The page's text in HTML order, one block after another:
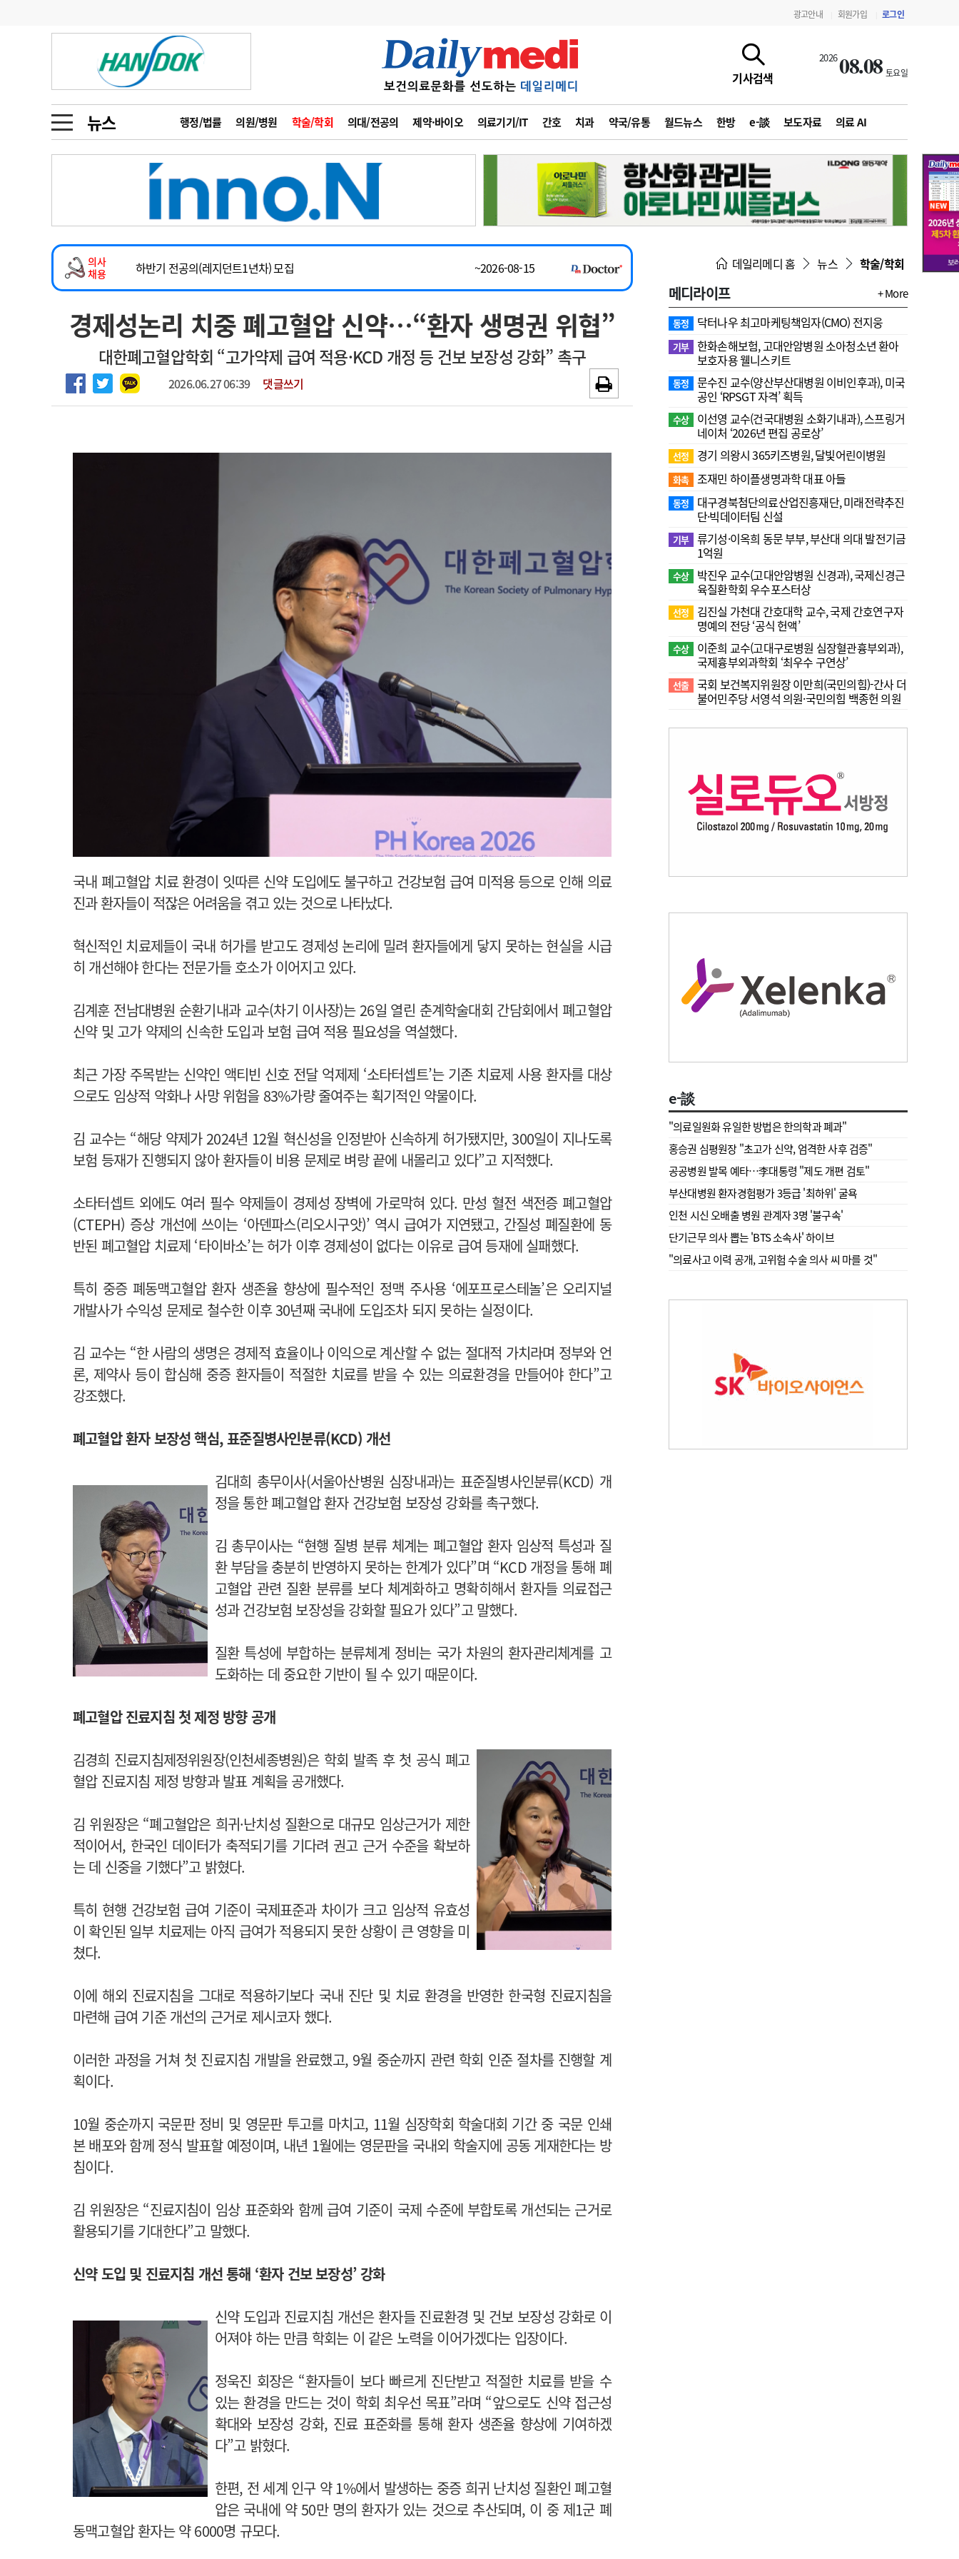
광고안내 회원가입 로그인
기사검색
202608.08 토요일
뉴스 행정/법률 의원/병원 학술/학회 의대/전공의 제약·바이오 의료기기/IT 간호 치과 약국/유통 월드뉴스 한방 e-談 보도자료 의료 AI
금주의 검색어
1
의사인력 수급 추계
3
AI의료
4
전공의 모집 결과
6
관리급여 실시
지필공 지원책
수련환경 개선
의과대학 입시
인사 사고
오피니언 수첩
인물 초대석 피플
동영상뉴스
포토뉴스
메디 Hospital 지역병원 중소병원
인포메이션 행정처분 판례 정책/통계 공시 지침·기준·평가 약제급여 심사 결과
고객센터 회사소개 법적고지 광고안내
의사
채용
2026년 하반기 인턴 모집 ~2026-08-31
마취통증의학과 임기제 임상의사 채용
소아청소년과(소아응급전담) 계약직 의사 공개채용
하반기 전공의(레지던트1년차) 모집
~2026-08-15
2026년 하반기 인턴 모집
~2026-08-31
마취통증의학과 임기제 임상의사 채용
채용시까지
경제성논리 치중 폐고혈압 신약…“환자 생명권 위협”
대한폐고혈압학회 “고가약제 급여 적용·KCD 개정 등 건보 보장성 강화” 촉구
2026.06.27 06:39 댓글쓰기
국내 폐고혈압 치료 환경이 잇따른 신약 도입에도 불구하고 건강보험 급여 미적용 등으로 인해 의료
진과 환자들이 적잖은 어려움을 겪고 있는 것으로 나타났다.
혁신적인 치료제들이 국내 허가를 받고도 경제성 논리에 밀려 환자들에게 닿지 못하는 현실을 시급
히 개선해야 한다는 전문가들 호소가 이어지고 있다.
김계훈 전남대병원 순환기내과 교수(차기 이사장)는 26일 열린 춘계학술대회 간담회에서 폐고혈압
신약 및 고가 약제의 신속한 도입과 보험 급여 적용 필요성을 역설했다.
최근 가장 주목받는 신약인 액티빈 신호 전달 억제제 ‘소타터셉트’는 기존 치료제 사용 환자를 대상
으로도 임상적 악화나 사망 위험을 83%가량 줄여주는 획기적인 약물이다.
김 교수는 “해당 약제가 2024년 12월 혁신성을 인정받아 신속하게 허가됐지만, 300일이 지나도록
보험 등재가 진행되지 않아 환자들이 비용 문제로 벼랑 끝에 내몰리고 있다”고 지적했다.
소타터셉트 외에도 여러 필수 약제들이 경제성 장벽에 가로막혀 있다. 만성 혈전 색전증 폐고혈압
(CTEPH) 증상 개선에 쓰이는 ‘아덴파스(리오시구앗)’ 역시 급여가 지연됐고, 간질성 폐질환에 동
반된 폐고혈압 치료제 ‘타이바소’는 허가 이후 경제성이 없다는 이유로 급여 등재에 실패했다.
특히 중증 폐동맥고혈압 환자 생존율 향상에 필수적인 정맥 주사용 ‘에포프로스테놀’은 오리지널
개발사가 수익성 문제로 철수한 이후 30년째 국내에 도입조차 되지 못하는 실정이다.
김 교수는 “한 사람의 생명은 경제적 효율이나 이익으로 계산할 수 없는 절대적 가치라며 정부와 언
론, 제약사 등이 합심해 중증 환자들이 적절한 치료를 받을 수 있는 의료환경을 만들어야 한다”고
강조했다.
폐고혈압 환자 보장성 핵심, 표준질병사인분류(KCD) 개선
김대희 총무이사(서울아산병원 심장내과)는 표준질병사인분류(KCD) 개
정을 통한 폐고혈압 환자 건강보험 보장성 강화를 촉구했다.
김 총무이사는 “현행 질병 분류 체계는 폐고혈압 환자 임상적 특성과 질
환 부담을 충분히 반영하지 못하는 한계가 있다”며 “KCD 개정을 통해 폐
고혈압 관련 질환 분류를 보다 체계화하고 명확히해서 환자들 의료접근
성과 건강보험 보장성을 강화할 필요가 있다”고 말했다.
질환 특성에 부합하는 분류체계 정비는 국가 차원의 환자관리체계를 고
도화하는 데 중요한 기반이 될 수 있기 때문이다.
폐고혈압 진료지침 첫 제정 방향 공개
김경희 진료지침제정위원장(인천세종병원)은 학회 발족 후 첫 공식 폐고
혈압 진료지침 제정 방향과 발표 계획을 공개했다.
김 위원장은 “폐고혈압은 희귀·난치성 질환으로 대규모 임상근거가 제한
적이어서, 한국인 데이터가 축적되기를 기다려 권고 근거 수준을 확보하
는 데 신중을 기했다”고 밝혔다.
특히 현행 건강보험 급여 기준이 국제표준과 차이가 크고 임상적 유효성
이 확인된 일부 치료제는 아직 급여가 적용되지 못한 상황이 큰 영향을 미
쳤다.
이에 해외 진료지침을 그대로 적용하기보다 국내 진단 및 치료 환경을 반영한 한국형 진료지침을
마련해 급여 기준 개선의 근거로 제시코자 했다.
이러한 과정을 거쳐 첫 진료지침 개발을 완료했고, 9월 중순까지 관련 학회 인준 절차를 진행할 계
획이다.
10월 중순까지 국문판 정비 및 영문판 투고를 마치고, 11월 심장학회 학술대회 기간 중 국문 인쇄
본 배포와 함께 정식 발표할 예정이며, 내년 1월에는 영문판을 국내외 학술지에 공동 게재한다는 방
침이다.
김 위원장은 “진료지침이 임상 표준화와 함께 급여 기준이 국제 수준에 부합토록 개선되는 근거로
활용되기를 기대한다”고 말했다.
신약 도입 및 진료지침 개선 통해 ‘환자 건보 보장성’ 강화
신약 도입과 진료지침 개선은 환자들 진료환경 및 건보 보장성 강화로 이
어져야 하는 만큼 학회는 이 같은 노력을 이어가겠다는 입장이다.
정욱진 회장은 “환자들이 보다 빠르게 진단받고 적절한 치료를 받을 수
있는 환경을 만드는 것이 학회 최우선 목표”라며 “앞으로도 신약 접근성
확대와 보장성 강화, 진료 표준화를 통해 환자 생존율 향상에 기여하겠
다”고 밝혔다.
한편, 전 세계 인구 약 1%에서 발생하는 중증 희귀 난치성 질환인 폐고혈
압은 국내에 약 50만 명의 환자가 있는 것으로 추산되며, 이 중 제1군 폐
동맥고혈압 환자는 약 6000명 규모다.
데일리메디 홈 뉴스 학술/학회
메디라이프 + More
동정 닥터나우 최고마케팅책임자(CMO) 전지웅
기부 한화손해보험, 고대안암병원 소아청소년 환아
보호자용 웰니스키트
동정
문수진 교수( 양산부산대병원 이비인후과), 미국
공인 ‘RPSGT 자격’ 획득
수상
이선영 교수(건국대병원 소화기내과), 스프링거
네이처 ‘2026년 편집 공로상’
선정 경기 의왕시 365키즈병원, 달빛어린이병원
화촉 조재민 하이플생명과학 대표 아들
동정
대구경북첨단의료산업진흥재단, 미래전략추진
단·빅데이터팀 신설
기부 류기성·이옥희 동문 부부, 부산대 의대 발전기금
1억원
수상
박진우 교수(고대안암병원 신경과), 국제신경근
육질환학회 우수포스터상
선정
김진실 가천대 간호대학 교수, 국제 간호연구자
명예의 전당 ‘공식 헌액’
수상
이준희 교수(고대구로병원 심장혈관흉부외과),
국제흉부외과학회 ‘최우수 구연상’
선출 국회 보건복지위원장 이만희(국민의힘)-간사 더
불어민주당 서영석 의원·국민의힘 백종헌 의원
e-談
"의료일원화 유일한 방법은 한의학과 폐과"
홍승권 심평원장 " 초고가 신약, 엄격한 사후 검증"
공공병원 발목 예타…李대통령 "제도 개편 검토"
부산대병원 환자경험평가 3등급 '최하위' 굴욕
인천 시신 오배출 병원 관계자 3명 '불구속'
단기근무 의사 뽑는 'BTS 소속사' 하이브
"의료사고 이력 공개, 고위험 수술 의사 씨 마를 것"